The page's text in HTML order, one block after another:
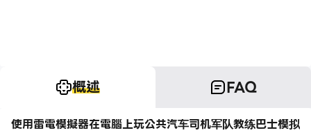
概述 FAQ
使用雷電模擬器在電腦上玩公共汽车司机军队教练巴士模拟